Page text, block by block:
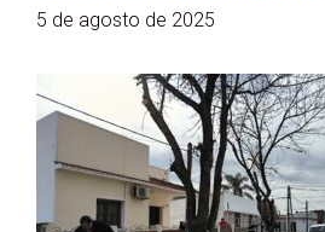
5 de agosto de 2025